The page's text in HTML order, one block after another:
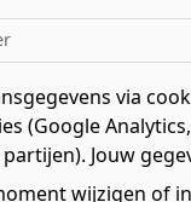
kok
gerechten
werkend
via
(Google
Jouw
wijzigen of